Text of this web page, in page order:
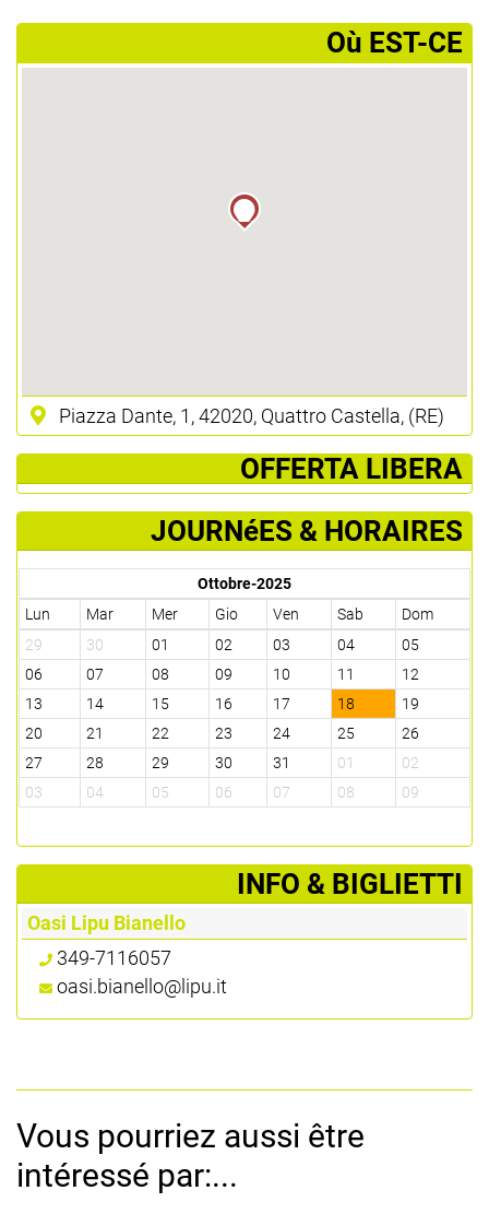
­Où EST-CE
Piazza Dante, 1, 42020, Quattro Castella, (RE)
­ OFFERTA LIBERA
JOURNéES & HORAIRES
Ottobre-2025
Lun
Mar Mer Gio Ven Sab
Dom
29
30 01 02 03 04
05
06
07 08 09 10 11
12
13
14 15 16 17 18
19
20
21 22 23 24 25
26
27
28 29 30 31 01
02
03
04 05 06 07 08 09
­INFO & BIGLIETTI
Oasi Lipu Bianello
349-7116057
oasi.bianello@lipu.it
Vous pourriez aussi être
intéressé par:...